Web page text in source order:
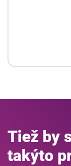
Tiež by
takýto